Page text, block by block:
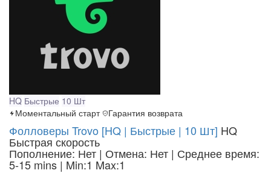
HQ Быстрые 10 Шт
Моментальный старт
Гарантия возврата
Фолловеры Trovo [HQ | Быстрые | 10 Шт] HQ
Быстрая скорость
Пополнение: Нет | Отмена: Нет | Среднее время:
5-15 mins | Min:1 Max:1